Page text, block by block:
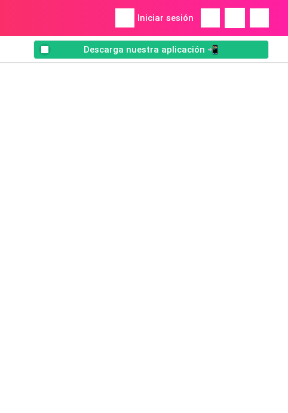
Iniciar sesión
Descarga nuestra aplicación 📲